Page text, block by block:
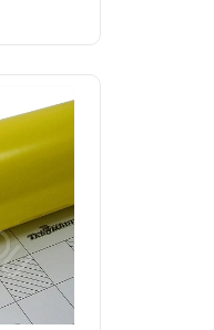
К сравнению